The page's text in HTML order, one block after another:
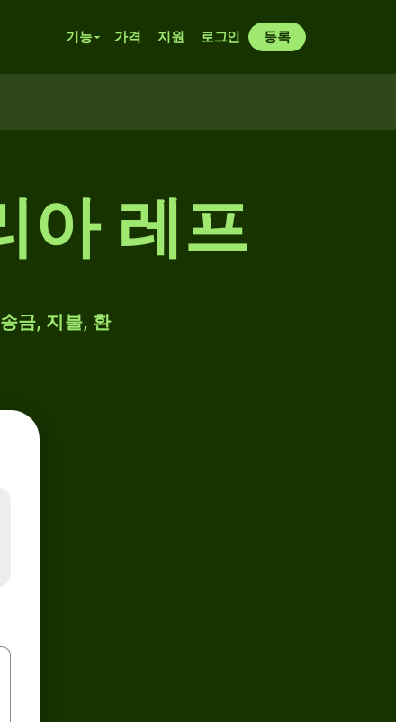
기능 가격 지원 로그인 등록
아 레프
금, 지불, 환